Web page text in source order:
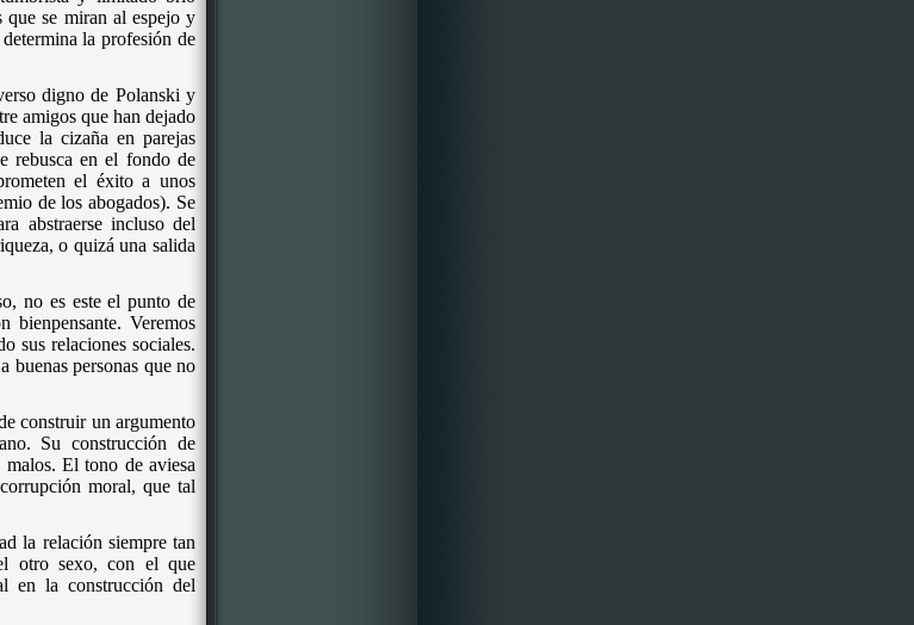
que se miran al espejo y
la profesión de
digno de Polanski y
amigos que han dejado
la cizaña en parejas
rebusca en el fondo de
el éxito a unos
de los abogados). Se
abstraerse incluso del
o quizá una salida
no es este el punto de
bienpensante. Veremos
sus relaciones sociales.
buenas personas que no
construir un argumento
Su construcción de
malos. El tono de aviesa
moral, que tal
la relación siempre tan
otro sexo, con el que
en la construcción del